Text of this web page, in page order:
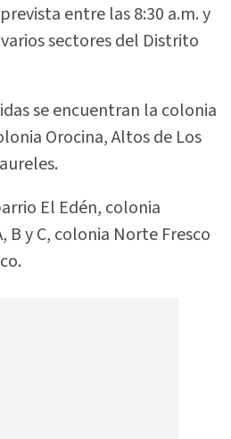
entre las 8:30 a.m. y
sectores del Distrito
se encuentran la colonia
Orocina, Altos de Los
El Edén, colonia
B y C, colonia Norte Fresco